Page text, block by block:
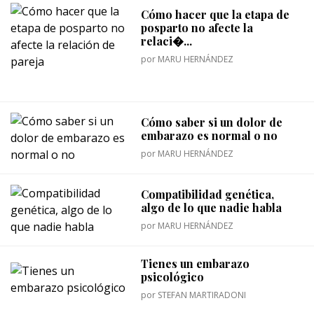
Cómo hacer que la etapa de
posparto no afecte la
relaci�...
por MARU HERNÁNDEZ
Cómo saber si un dolor de
embarazo es normal o no
por MARU HERNÁNDEZ
Compatibilidad genética,
algo de lo que nadie habla
por MARU HERNÁNDEZ
Tienes un embarazo
psicológico
por STEFAN MARTIRADONI